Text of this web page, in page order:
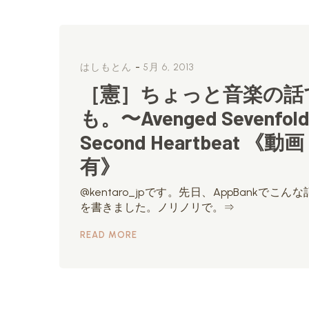
はしもとん - 5月 6, 2013
［憲］ちょっと音楽の
も。〜Avenged
Second Heartbeat 《動画
有》
@kentaro_jpです。先日、AppBankでこんな
を書きました。ノリノリで。⇒
READ MORE